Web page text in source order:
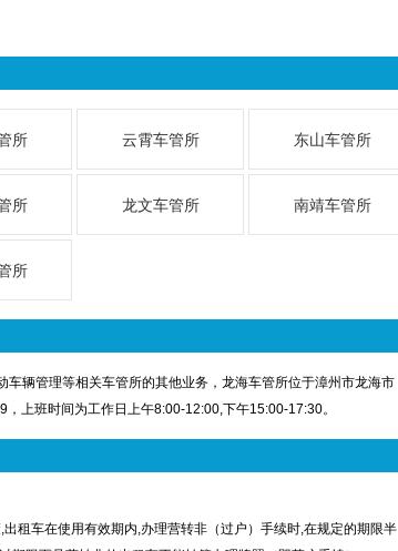
所 云霄车管所 东山车管所
所 龙文车管所 南靖车管所
所
车辆管理等相关车管所的其他业务，龙海车管所位于漳州市龙海市
上班时间为工作日上午8:00-12:00,下午15:00-17:30。
租车在使用有效期内,办理营转非（过户）手续时,在规定的期限半